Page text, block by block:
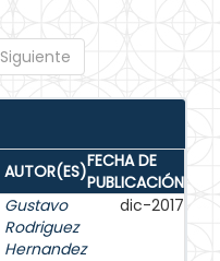
Siguiente
AUTOR(ES)FECHA DE
PUBLICACIÓN
Gustavo
Rodriguez
Hernandez
dic-2017